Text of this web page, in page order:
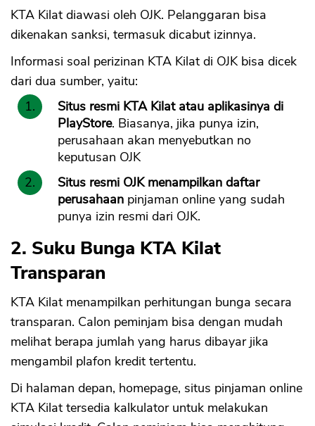
KTA Kilat diawasi oleh OJK. Pelanggaran bisa
dikenakan sanksi, termasuk dicabut izinnya.
Informasi soal perizinan KTA Kilat di OJK bisa dicek
dari dua sumber, yaitu:
Situs resmi KTA Kilat atau aplikasinya di
PlayStore. Biasanya, jika punya izin,
perusahaan akan menyebutkan no
keputusan OJK
Situs resmi OJK menampilkan daftar
perusahaan pinjaman online yang sudah
punya izin resmi dari OJK.
2. Suku Bunga KTA Kilat
Transparan
KTA Kilat menampilkan perhitungan bunga secara
transparan. Calon peminjam bisa dengan mudah
melihat berapa jumlah yang harus dibayar jika
mengambil plafon kredit tertentu.
Di halaman depan, homepage, situs pinjaman online
KTA Kilat tersedia kalkulator untuk melakukan